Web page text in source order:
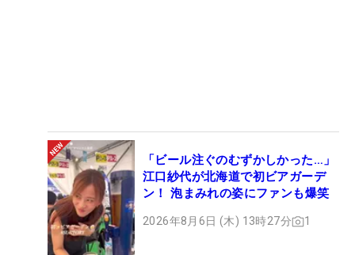
「ビール注ぐのむずかしかった…」
江口紗代が北海道で初ビアガーデ
ン！ 泡まみれの姿にファンも爆笑
2026年8月6日 (木) 13時27分 1